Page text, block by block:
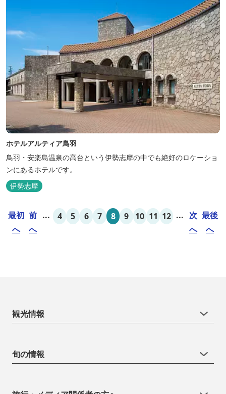
ホテルアルティア鳥羽
鳥羽・安楽島温泉の高台という伊勢志摩の中でも絶好のロケーショ
ンにあるホテルです。
伊勢志摩
最初
へ
前
へ
... 4 5 6 7 8 9 10 11 12 ... 次
へ
最後
へ
観光情報
旬の情報